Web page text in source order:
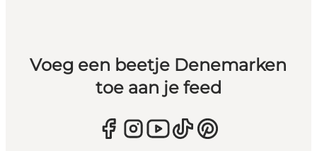
Voeg een beetje Denemarken
toe aan je feed